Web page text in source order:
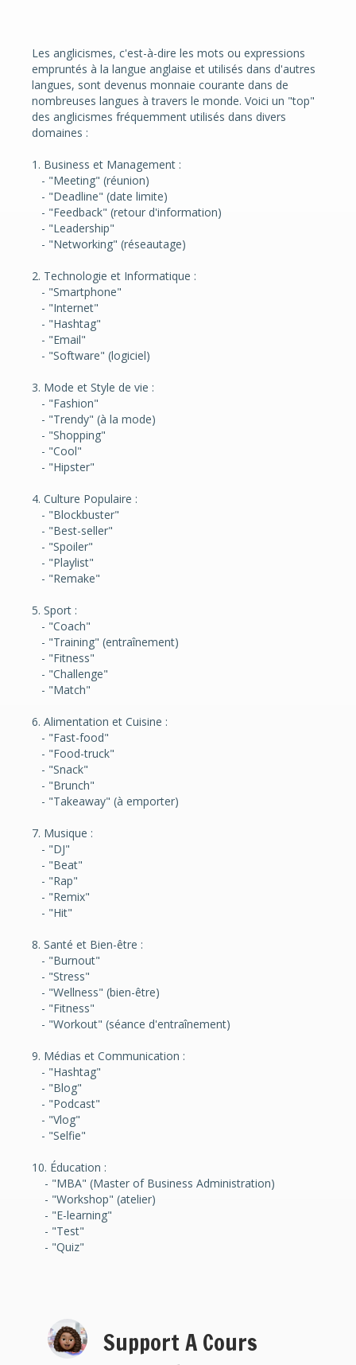
Les anglicismes, c'est-à-dire les mots ou expressions
empruntés à la langue anglaise et utilisés dans d'autres
langues, sont devenus monnaie courante dans de
nombreuses langues à travers le monde. Voici un "top"
des anglicismes fréquemment utilisés dans divers
domaines :
1. Business et Management :
- "Meeting" (réunion)
- "Deadline" (date limite)
- "Feedback" (retour d'information)
- "Leadership"
- "Networking" (réseautage)
2. Technologie et Informatique :
- "Smartphone"
- "Internet"
- "Hashtag"
- "Email"
- "Software" (logiciel)
3. Mode et Style de vie :
- "Fashion"
- "Trendy" (à la mode)
- "Shopping"
- "Cool"
- "Hipster"
4. Culture Populaire :
- "Blockbuster"
- "Best-seller"
- "Spoiler"
- "Playlist"
- "Remake"
5. Sport :
- "Coach"
- "Training" (entraînement)
- "Fitness"
- "Challenge"
- "Match"
6. Alimentation et Cuisine :
- "Fast-food"
- "Food-truck"
- "Snack"
- "Brunch"
- "Takeaway" (à emporter)
7. Musique :
- "DJ"
- "Beat"
- "Rap"
- "Remix"
- "Hit"
8. Santé et Bien-être :
- "Burnout"
- "Stress"
- "Wellness" (bien-être)
- "Fitness"
- "Workout" (séance d'entraînement)
9. Médias et Communication :
- "Hashtag"
- "Blog"
- "Podcast"
- "Vlog"
- "Selfie"
10. Éducation :
- "MBA" (Master of Business Administration)
- "Workshop" (atelier)
- "E-learning"
- "Test"
- "Quiz"
Support A Cours